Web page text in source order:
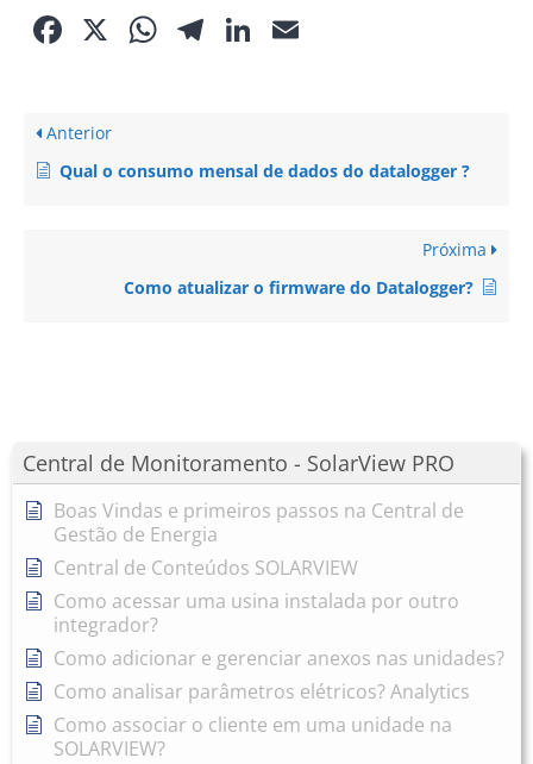
Central de Monitoramento - SolarView PRO
Boas Vindas e primeiros passos na Central de
Gestão de Energia
Central de Conteúdos SOLARVIEW
Como acessar uma usina instalada por outro
integrador?
Como adicionar e gerenciar anexos nas unidades?
Como analisar parâmetros elétricos? Analytics
Como associar o cliente em uma unidade na
SOLARVIEW?
Facebook
X WhatsApp
Telegram
LinkedIn
Anterior
Qual o consumo mensal de dados do datalogger ?
Próxima
Como atualizar o firmware do Datalogger?